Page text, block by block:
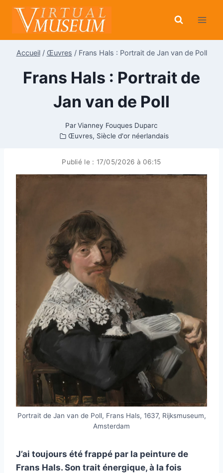
Aller
contenu
Accueil / Œuvres / Frans Hals : Portrait de Jan van de Poll
Frans Hals : Portrait de
Jan van de Poll
ParVianney Fouques Duparc
Œuvres, Siècle d'or néerlandais
Publié le : 17/05/2026 à 06:15
Portrait de Jan van de Poll, Frans Hals, 1637, Rijksmuseum,
Amsterdam
J’ai toujours été frappé par la peinture de
Frans Hals. Son trait énergique, à la fois